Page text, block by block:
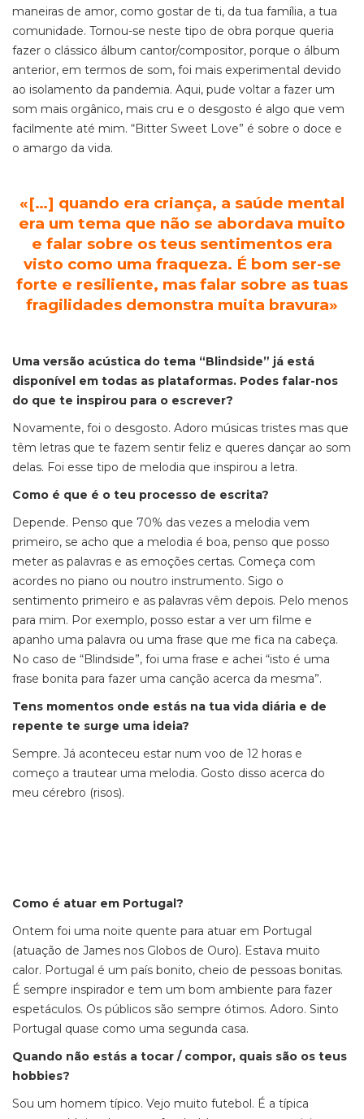
maneiras de amor, como gostar de ti, da tua família, a tua
comunidade. Tornou-se neste tipo de obra porque queria
fazer o clássico álbum cantor/compositor, porque o álbum
anterior, em termos de som, foi mais experimental devido
ao isolamento da pandemia. Aqui, pude voltar a fazer um
som mais orgânico, mais cru e o desgosto é algo que vem
facilmente até mim. “Bitter Sweet Love” é sobre o doce e
o amargo da vida.
«[…] quando era criança, a saúde mental
era um tema que não se abordava muito
e falar sobre os teus sentimentos era
visto como uma fraqueza. É bom ser-se
forte e resiliente, mas falar sobre as tuas
fragilidades demonstra muita bravura»
Uma versão acústica do tema “Blindside” já está
disponível em todas as plataformas. Podes falar-nos
do que te inspirou para o escrever?
Novamente, foi o desgosto. Adoro músicas tristes mas que
têm letras que te fazem sentir feliz e queres dançar ao som
delas. Foi esse tipo de melodia que inspirou a letra.
Como é que é o teu processo de escrita?
Depende. Penso que 70% das vezes a melodia vem
primeiro, se acho que a melodia é boa, penso que posso
meter as palavras e as emoções certas. Começa com
acordes no piano ou noutro instrumento. Sigo o
sentimento primeiro e as palavras vêm depois. Pelo menos
para mim. Por exemplo, posso estar a ver um filme e
apanho uma palavra ou uma frase que me fica na cabeça.
No caso de “Blindside”, foi uma frase e achei “isto é uma
frase bonita para fazer uma canção acerca da mesma”.
Tens momentos onde estás na tua vida diária e de
repente te surge uma ideia?
Sempre. Já aconteceu estar num voo de 12 horas e
começo a trautear uma melodia. Gosto disso acerca do
meu cérebro (risos).
Como é atuar em Portugal?
Ontem foi uma noite quente para atuar em Portugal
(atuação de James nos Globos de Ouro). Estava muito
calor. Portugal é um país bonito, cheio de pessoas bonitas.
É sempre inspirador e tem um bom ambiente para fazer
espetáculos. Os públicos são sempre ótimos. Adoro. Sinto
Portugal quase como uma segunda casa.
Quando não estás a tocar / compor, quais são os teus
hobbies?
Sou um homem típico. Vejo muito futebol. É a típica